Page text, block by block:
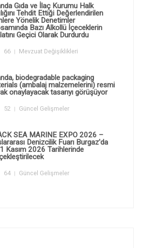
Gıda ve İlaç Kurumu Halk
Tehdit Ettiği Değerlendirilen
Yönelik Denetimler
Bazı Alkollü İçeceklerin
Geçici Olarak Durdurdu
66 Mevzuat Değişiklikleri
biodegradable packaging
(ambalaj malzemelerini) resmi
onaylayacak tasarıyı görüşüyor
52 Güncel Gelişmeler
SEA MARINE EXPO 2026 –
Denizcilik Fuarı Burgaz'da
Kasım 2026 Tarihlerinde
64 Güncel Gelişmeler